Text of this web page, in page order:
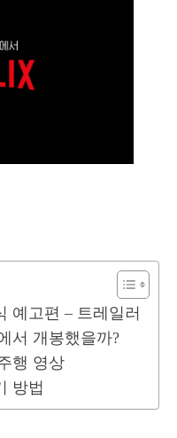
예고편 – 트레일러
서 개봉했을까?
행 영상
방법